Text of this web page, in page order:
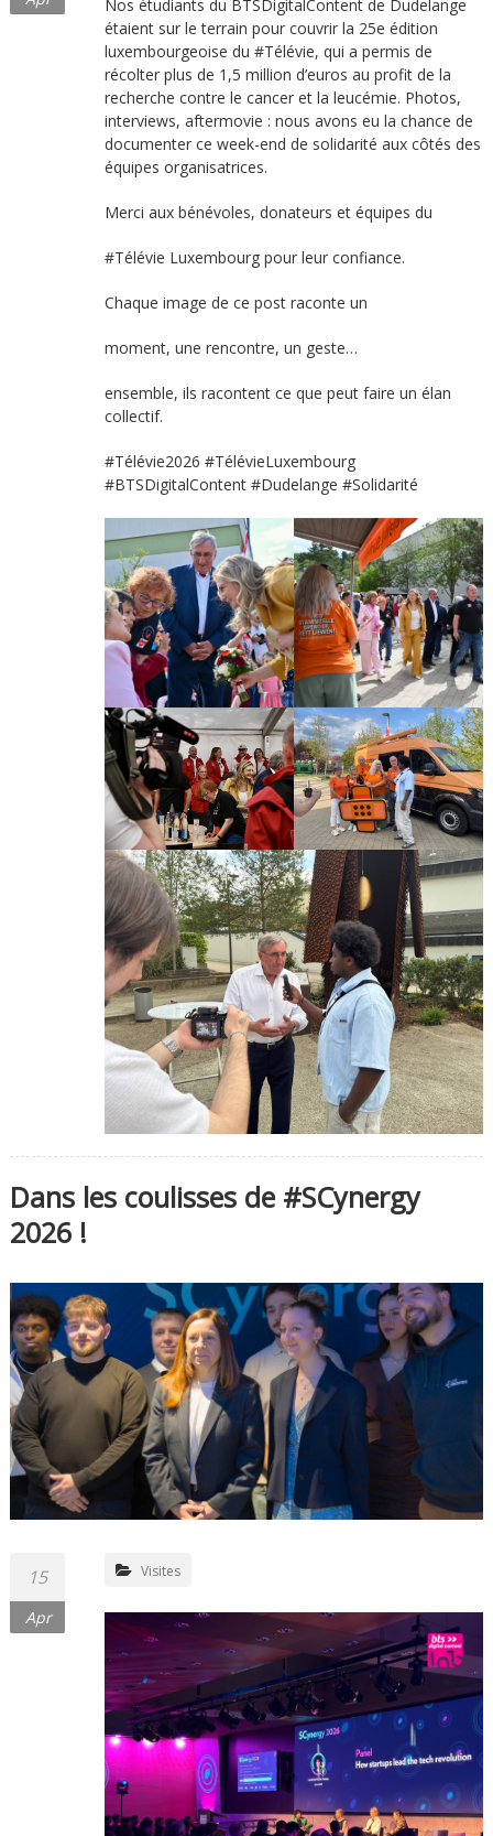
Nos étudiants du BTSDigitalContent de Dudelange
étaient sur le terrain pour couvrir la 25e édition
luxembourgeoise du #Télévie, qui a permis de
récolter plus de 1,5 million d’euros au profit de la
recherche contre le cancer et la leucémie. Photos,
interviews, aftermovie : nous avons eu la chance de
documenter ce week-end de solidarité aux côtés des
équipes organisatrices.
Merci aux bénévoles, donateurs et équipes du
#Télévie Luxembourg pour leur confiance.
Chaque image de ce post raconte un
moment, une rencontre, un geste…
ensemble, ils racontent ce que peut faire un élan
collectif.
#Télévie2026 #TélévieLuxembourg
#BTSDigitalContent #Dudelange #Solidarité
Dans les coulisses de #SCynergy
2026 !
15
Apr
Visites